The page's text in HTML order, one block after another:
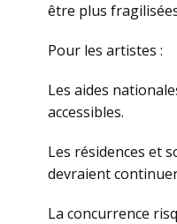
être plus
Pour les artistes :
Les aides
accessibles.
Les résidences et
devraient
La concurrence